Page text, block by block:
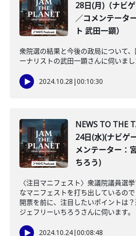
28日(月)（ナビ
／コメンテータ
ト 武田一顕）
衆院選の結果と今後の政局について
ーナリストの武田一顕さんに伺いまし
2024.10.28 |00:10:30
NEWS TO THE
24日(水)(ナビゲ
メンテーター：
ちろう)
〈注目マニフェスト〉衆議院議員選
なマニフェストを打ち出しているの
開票を前に、注目したいポイントは
ジェフリーいちろうさんに伺います。
2024.10.24|00:08:48